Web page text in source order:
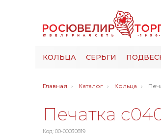
КОЛЬЦА СЕРЬГИ
Главная Каталог Кольца
Печатка
Код: 00-00030819